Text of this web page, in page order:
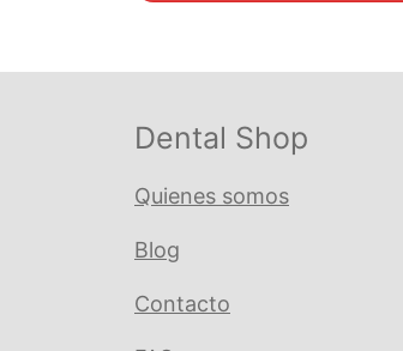
Dental Shop
Quienes somos
Blog
Contacto